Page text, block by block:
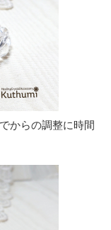
からの調整に時間